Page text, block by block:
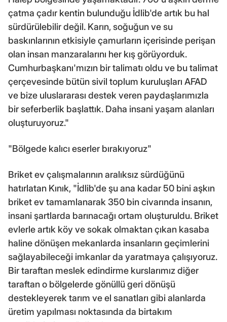
çatma çadır kentin bulunduğu İdlib'de artık bu hal
sürdürülebilir değil. Karın, soğuğun ve su
baskınlarının etkisiyle çamurların içerisinde perişan
olan insan manzaralarını her kış görüyorduk.
Cumhurbaşkanı'mızın bir talimatı oldu ve bu talimat
çerçevesinde bütün sivil toplum kuruluşları AFAD
ve bize uluslararası destek veren paydaşlarımızla
bir seferberlik başlattık. Daha insani yaşam alanları
oluşturuyoruz."
"Bölgede kalıcı eserler bırakıyoruz"
Briket ev çalışmalarının aralıksız sürdüğünü
hatırlatan Kınık, "İdlib'de şu ana kadar 50 bini aşkın
briket ev tamamlanarak 350 bin civarında insanın,
insani şartlarda barınacağı ortam oluşturuldu. Briket
evlerle artık köy ve sokak olmaktan çıkan kasaba
haline dönüşen mekanlarda insanların geçimlerini
sağlayabileceği imkanlar da yaratmaya çalışıyoruz.
Bir taraftan meslek edindirme kurslarımız diğer
taraftan o bölgelerde gönüllü geri dönüşü
destekleyerek tarım ve el sanatları gibi alanlarda
üretim yapılması noktasında da birtakım